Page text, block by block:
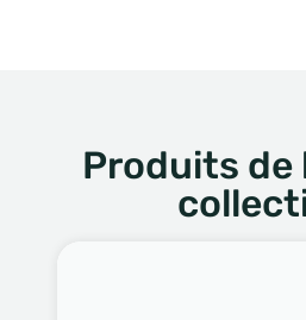
Produits de